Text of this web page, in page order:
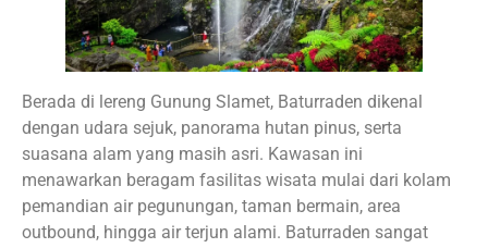
Berada di lereng Gunung Slamet, Baturraden dikenal
dengan udara sejuk, panorama hutan pinus, serta
suasana alam yang masih asri. Kawasan ini
menawarkan beragam fasilitas wisata mulai dari kolam
pemandian air pegunungan, taman bermain, area
outbound, hingga air terjun alami. Baturraden sangat